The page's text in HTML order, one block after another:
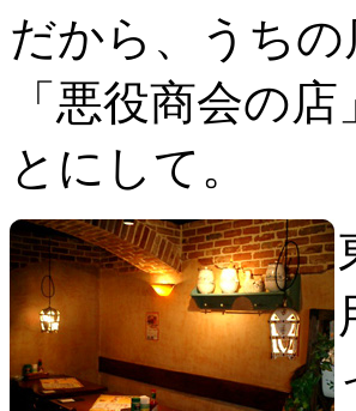
だから、うち
「悪役商会の
とにして。